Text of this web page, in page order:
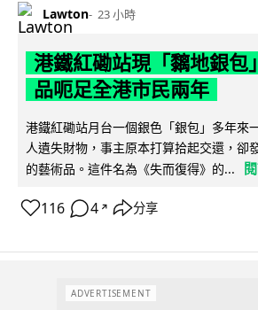
Lawton 23 小時
港鐵紅磡站現「黐地銀包
品呃足全港市民兩年
港鐵紅磡站月台一個銀色「銀包」多年來
人遺失財物，事主原本打算拾起交還，卻
的藝術品。這件名為《失而復得》的...
116 4 ↗ 分享
ADVERTISEMENT